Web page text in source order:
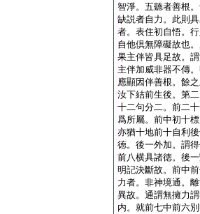
智淨。五聽者善根
缺説者自力。此則
者。表住初自悟。
自他倶無障礙故也
果主伴皆具足故。
主伴加威非器不傳
應顯因伴善根。餘
汝下結前生後。第
十二句分二。前二
爲所屬。前中初十
亦猶十地前十自利
徳。後一外加。謂
前八横具諸徳。後
明記決斷故。前中
力者。非神境通。
異故。通謂無擁力
内。就前七中前六